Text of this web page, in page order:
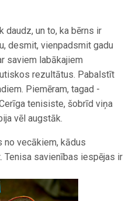
daudz, un to, ka bērns ir
desmit, vienpadsmit gadu
saviem labākajiem
­rezultātus. Pabalstīt
Piemēram, tagad
­tenisiste, šobrīd viņa
vēl augstāk.
no vecākiem, kādus
Tenisa savienības iespējas ir